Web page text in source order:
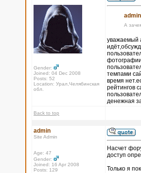
Gender:
Joined: 04 Dec 2008
Posts: 52
Location: Урал,Челябинская
обл.
А
уважаемый
темпами
время
рейтингов
денежная
Back to top
admin
Site Admin
Age: 47
Gender:
Joined: 16 Apr 2008
Posts: 129
Насчет
доступ
Только я